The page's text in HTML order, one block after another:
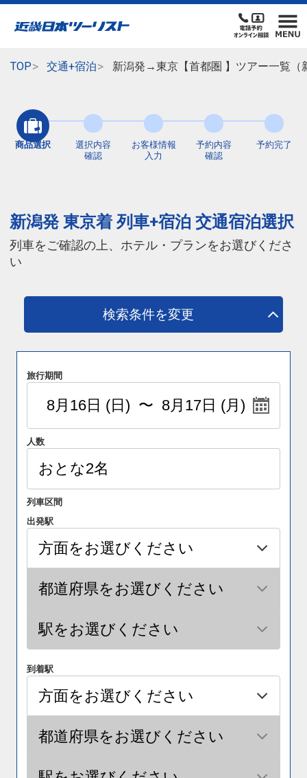
TOP 交通+宿泊 新潟発→東京【首都圏 】ツアー一覧（
商品選択
選択内容
確認
お客様情報
入力
予約内容
確認
予約完了
新潟発 東京着 列車+宿泊 交通宿泊選択
列車をご確認の上、ホテル・プランをお選びくださ
い
検索条件を変更
旅行期間
人数
列車区間
出発駅
到着駅